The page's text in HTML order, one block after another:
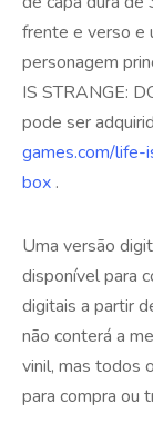
frente e verso e
personagem
IS STRANGE:
pode ser
games.com/
box .
Uma versão
disponível para
digitais a partir
não conterá a
vinil, mas todos
para compra ou